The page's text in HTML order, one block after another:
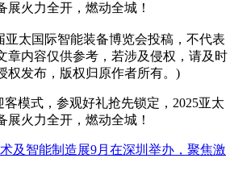
太国际智能装备博览会投稿，不代表
章内容仅供参考，若涉及侵权，请及时
权发布，版权归原作者所有。)
及智能制造展9月在深圳举办，聚焦激